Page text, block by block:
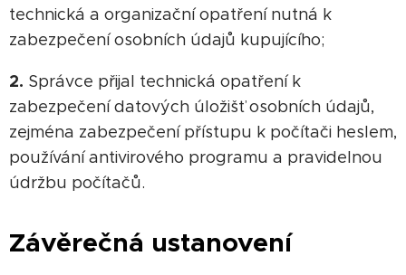
technická a organizační opatření nutná k
zabezpečení osobních údajů kupujícího;
2. Správce přijal technická opatření k
zabezpečení datových úložišť osobních údajů,
zejména zabezpečení přístupu k počítači heslem,
používání antivirového programu a pravidelnou
údržbu počítačů.
Závěrečná ustanovení